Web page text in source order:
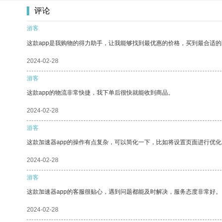
评论
游客
这款app是我购物的得力助手，让我能够找到最优惠的价格，买到最合适的
2024-02-28
游客
这款app的物流非常快捷，我下单后很快就能收到商品。
2024-02-28
游客
这款加速器app的操作有点复杂，可以简化一下，比如将设置页面进行优化
2024-02-28
游客
这款加速器app的客服很贴心，遇到问题都能及时解决，服务态度非常好。
2024-02-28